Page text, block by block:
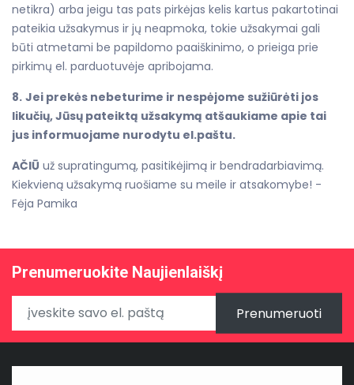
netikra) arba jeigu tas pats pirkėjas kelis kartus pakartotinai
pateikia užsakymus ir jų neapmoka, tokie užsakymai gali
būti atmetami be papildomo paaiškinimo, o prieiga prie
pirkimų el. parduotuvėje apribojama.
8. Jei prekės nebeturime ir nespėjome sužiūrėti jos
likučių, Jūsų pateiktą užsakymą atšaukiame apie tai
jus informuojame nurodytu el.paštu.
AČIŪ už supratingumą, pasitikėjimą ir bendradarbiavimą.
Kiekvieną užsakymą ruošiame su meile ir atsakomybe! -
Fėja Pamika
Prenumeruokite Naujienlaiškį
Prenumeruoti